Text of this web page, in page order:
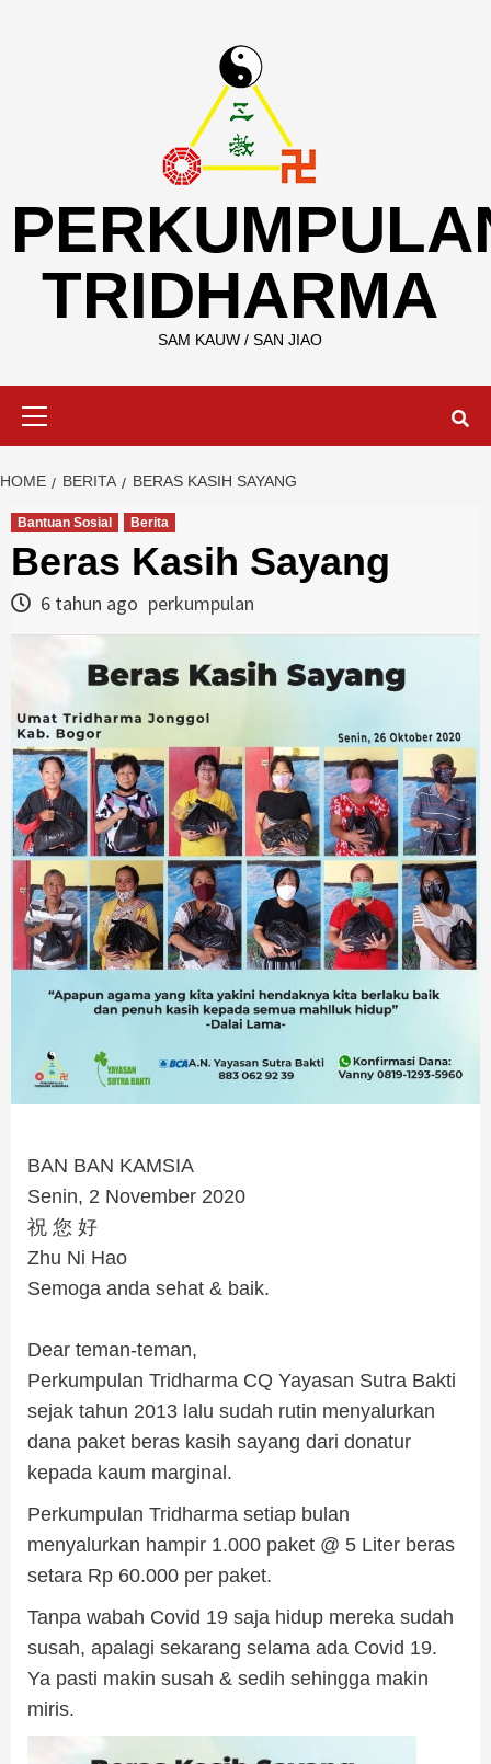
TRIDHARMA
SAM KAUW / SAN JIAO
HOME BERITA BERAS KASIH SAYANG
Bantuan Sosial Berita
Beras Kasih Sayang
6 tahun ago perkumpulan
BAN BAN KAMSIA
Senin, 2 November 2020
祝 您 好
Zhu Ni Hao
Semoga anda sehat & baik.
Dear teman-teman,
Perkumpulan Tridharma CQ Yayasan Sutra Bakti
sejak tahun 2013 lalu sudah rutin menyalurkan
dana paket beras kasih sayang dari donatur
kepada kaum marginal.
Perkumpulan Tridharma setiap bulan
menyalurkan hampir 1.000 paket @ 5 Liter beras
setara Rp 60.000 per paket.
Tanpa wabah Covid 19 saja hidup mereka sudah
susah, apalagi sekarang selama ada Covid 19.
Ya pasti makin susah & sedih sehingga makin
miris.